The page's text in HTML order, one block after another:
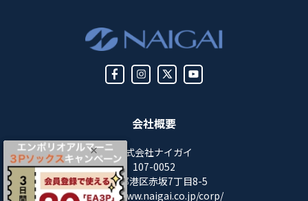
会社概要
株式会社ナイガイ
107-0052
東京都港区赤坂7丁目8-5
https://www.naigai.co.jp/corp/